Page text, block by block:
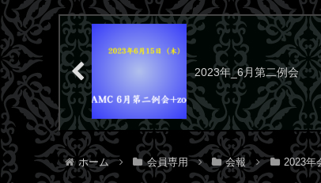
2023年_6月第二例会
ホーム 会員専用 会報 2023年